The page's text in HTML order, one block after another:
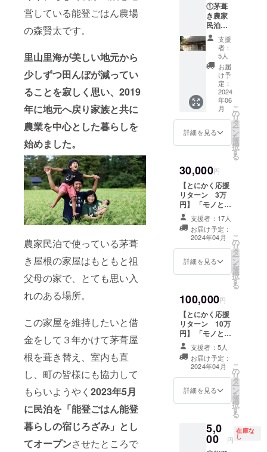
営している能登ごはん農場
の森賢太です。
里山里海が美しい地元から
少しずつ田んぼが減ってい
ることを寂しく思い、2019
年に地元へ戻り家族と共に
農業を中心とした暮らしを
始めました。
農家民泊で使っている茅葺
き屋根の家屋はもともと祖
父母の家で、とても思い入
れのある場所。
この家屋を維持したいと借
金をして３年かけて茅葺屋
根を葺き替え、室内も直
し、町の皆様にも協力して
もらいようやく 2023年5月
に民泊を「能登ごはん能登
暮らしの宿じろざみ」とし
てオープンさせたところで
力・免
疫力の
低下を
引き起
こし、
ときに
は死に
いたる
ことも
ありま
す。今
回の能
でもト
イレ問
な課題
となっ
ていま
す。 こ
のリ
ターン
に支援
いただ
いた際
には、
コケナ
ワ社様
提供い
ただい
た携帯
トイレ
『ぽ
けっト
イレ』
を被災
地に10
なたの
ご自宅
しま
す。 あ
なたの
歌山県
白浜町
の大人
気テー
マパー
ク『ア
ドベン
チャー
ワール
ド』様
より大
きなパ
ンダの
ぬいぐ
けるこ
ととな
りまし
た。 ①
パンダ
のぬい
ぐるみ
を避難
所へお
届け こ
ちらの
リター
援いた
だきま
した
ら、
『熊本
支援
チー
ム』が
責任を
持って
避難所
ぐるを
お届け
しま
産の味
噌で
す。大
豆のコ
クとほ
のかな
麹の甘
みがあ
りま
す。樽
に入れ
てお届
けしま
す。 保
期限：8
月1日
原材
料：大
豆、
米、塩
②お礼
のメー
ル
IREの
メッ
機能よ
りご支
援のお
礼メー
ルをお
ます
①茅葺
き農家
民泊に
宿泊権
（素泊
まり）
復旧後
の能登
ごはん
農場暮
らしの
宿じろ
ざみに
素泊ま
り宿泊
できま
つの支
援につ
き１名
宿泊で
きま
す。複
数名宿
泊ご希
望の場
要数名
分上乗
か、複
数回ご
支援く
ださ
い。一
泊６名
まで宿
泊可能
です 食
事：こ
のリ
ターン
事はつ
きませ
ん 有効
支援
者：
5人
お届
け予
定：
2024
年06
月
詳細を見る
こ
の
リ
タ
ー
ン
を
選
択
す
る
30,000円
【とにかく応援
リターン 3万
円】 「モノとし
てのリターンは
いらないのでと
にかく応援した
い」という有難
い声に応えて、
『とにかく応援
農場 暮らしの宿
じろざみ」の
ホームページに
お名前掲載 掲載
をご希望されな
い場合は「匿
名」と記載くだ
さい。 ▼能登ご
はん農場 暮らし
の宿じろざみHP
https://jirozami.
com/ ②お礼のお
支援者：17人
お届け予定：
2024年04月
詳細を見る
こ
の
リ
タ
ー
ン
を
選
択
す
る
100,000円
【とにかく応援
リターン 10万
円】 「モノとし
てのリターンは
いらないのでと
にかく応援した
い」という有難
い声に応えて、
『とにかく応援
農場 暮らしの宿
じろざみ」の
ホームページに
支援者：5人
お届け予定：
2024年04月
詳細を見る
こ
の
リ
タ
ー
ン
を
選
択
す
る
5,0
00 円
在庫な
し